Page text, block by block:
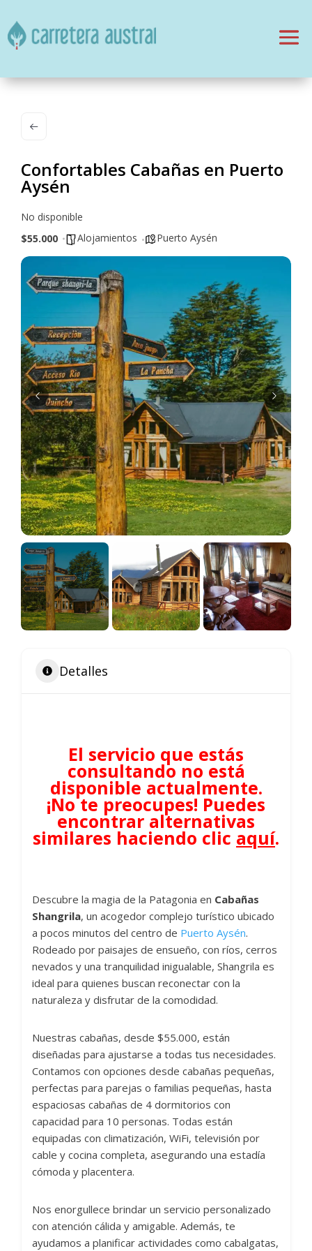
Confortables Cabañas en Puerto
Aysén
No disponible
$55.000
Alojamientos Puerto Aysén
Detalles
El servicio que estás
consultando no está
disponible actualmente.
¡No te preocupes! Puedes
encontrar alternativas
similares haciendo clic aquí.
Descubre la magia de la Patagonia en Cabañas
Shangrila, un acogedor complejo turístico ubicado
a pocos minutos del centro de Puerto Aysén.
Rodeado por paisajes de ensueño, con ríos, cerros
nevados y una tranquilidad inigualable, Shangrila es
ideal para quienes buscan reconectar con la
naturaleza y disfrutar de la comodidad.
Nuestras cabañas, desde $55.000, están
diseñadas para ajustarse a todas tus necesidades.
Contamos con opciones desde cabañas pequeñas,
perfectas para parejas o familias pequeñas, hasta
espaciosas cabañas de 4 dormitorios con
capacidad para 10 personas. Todas están
equipadas con climatización, WiFi, televisión por
cable y cocina completa, asegurando una estadía
cómoda y placentera.
Nos enorgullece brindar un servicio personalizado
con atención cálida y amigable. Además, te
ayudamos a planificar actividades como cabalgatas,